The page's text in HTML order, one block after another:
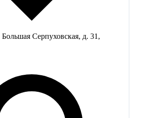
Большая Серпуховская, д. 31,